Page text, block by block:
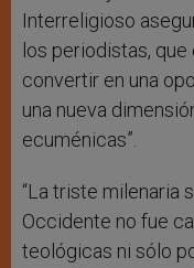
Interreligioso
los periodistas,
convertir en una
una nueva
ecuménicas”.
“La triste milenaria
Occidente no fue
teológicas ni sólo